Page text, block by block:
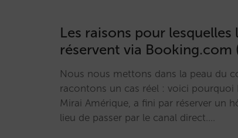
Les raisons pour lesquelles
réservent via Booking.com
Nous nous mettons dans la peau du
racontons un cas réel : voici pourquoi
Mirai Amérique, a fini par réserver un
lieu de passer par le canal direct.…